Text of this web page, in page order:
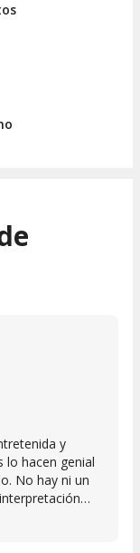
y
lo hacen genial
No hay ni un